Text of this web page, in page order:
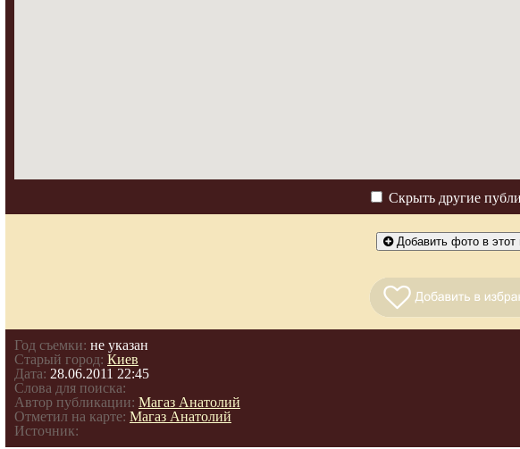
Скрыть другие
Добавить фото в этот
Год съемки: не указан
Старый город: Киев
Дата: 28.06.2011 22:45
Слова для поиска:
Автор публикации: Магаз Анатолий
Отметил на карте: Магаз Анатолий
Источник: